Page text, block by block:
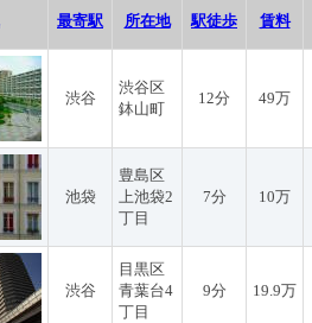
最寄駅 所在地 駅徒歩 賃料
渋谷
渋谷区
鉢山町
12分 49万
池袋
豊島区
上池袋2
丁目
7分 10万
渋谷
目黒区
青葉台4
丁目
9分 19.9万